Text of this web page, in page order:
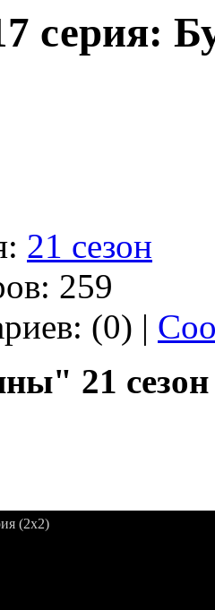
серия:
21 сезон
259
(0) |
21 сезон
(2x2)